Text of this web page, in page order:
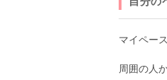
マイペー
周囲の人